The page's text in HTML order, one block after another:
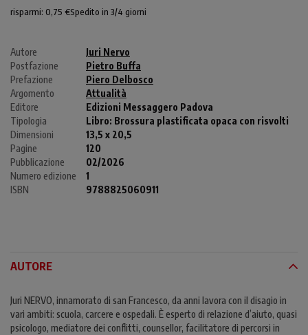
risparmi: 0,75 €Spedito in 3/4 giorni
Autore
Juri Nervo
Postfazione
Pietro Buffa
Prefazione
Piero Delbosco
Argomento
Attualità
Editore
Edizioni Messaggero Padova
Tipologia
Libro: Brossura plastificata opaca con risvolti
Dimensioni
13,5 x 20,5
Pagine
120
Pubblicazione
02/2026
Numero edizione
1
ISBN
9788825060911
AUTORE
Juri NERVO, innamorato di san Francesco, da anni lavora con il disagio in
vari ambiti: scuola, carcere e ospedali. È esperto di relazione d’aiuto, quasi
psicologo, mediatore dei conflitti, counsellor, facilitatore di percorsi in